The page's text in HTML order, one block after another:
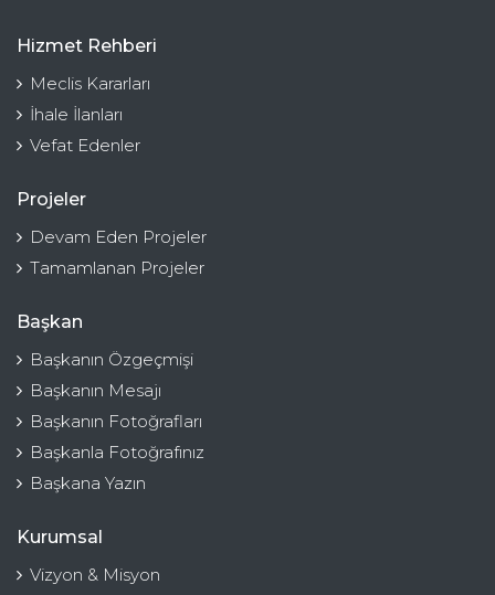
Hizmet Rehberi
Meclis Kararları
İhale İlanları
Vefat Edenler
Projeler
Devam Eden Projeler
Tamamlanan Projeler
Başkan
Başkanın Özgeçmişi
Başkanın Mesajı
Başkanın Fotoğrafları
Başkanla Fotoğrafınız
Başkana Yazın
Kurumsal
Vizyon & Misyon